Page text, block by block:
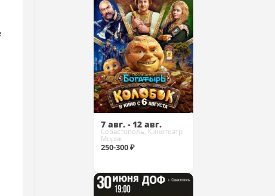
7 авг. - 12 авг.
Севастополь, Кинотеатр
Моряк
250-300 ₽